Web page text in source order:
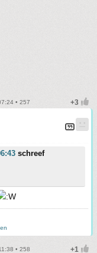
• 257
schreef
• 258